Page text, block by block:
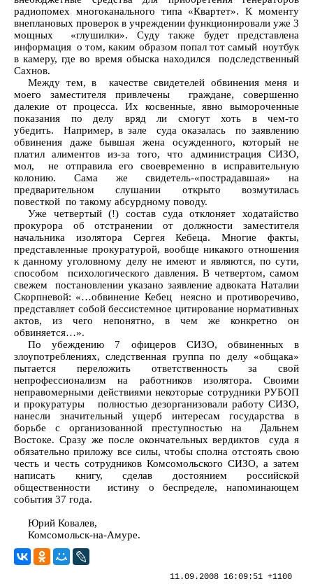
радиопомех многоканального типа «Квартет». К моменту
внеплановых проверок в учреждении функционировали уже 3
мощных «глушилки». Суду также будет представлена
информация о том, каким образом попал тот самый ноутбук
в камеру, где во время обыска находился подследственный
Сахнов.
Между тем, в качестве свидетелей обвинения меня и
моего заместителя привлечены граждане, совершенно
далекие от процесса. Их косвенные, явно вымороченные
показания по делу вряд ли смогут хоть в чем-то
убедить. Например, в зале суда оказалась по заявлению
обвинения даже бывшая жена осужденного, который не
платил алиментов из-за того, что администрация СИЗО,
мол, не отправила его своевременно в исправительную
колонию. Сама же свидетель-«пострадавшая» на
предварительном слушании открыто возмутилась
повесткой по такому абсурдному поводу.
Уже четвертый (!) состав суда отклоняет ходатайство
прокурора об отстранении от должности заместителя
начальника изолятора Сергея Кебеца. Многие факты,
представленные прокуратурой, вообще никакого отношения
к данному уголовному делу не имеют и являются, по сути,
способом психологического давления. В четвертом, самом
свежем постановлении указано заявление адвоката Наталии
Скорпневой: «…обвинение Кебец неясно и противоречиво,
представляет собой бессистемное цитирование нормативных
актов, из чего непонятно, в чем же конкретно он
обвиняется…».
По убеждению 7 офицеров СИЗО, обвиненных в
злоупотреблениях, следственная группа по делу «общака»
пытается переложить ответственность за свой
непрофессионализм на работников изолятора. Своими
неправомерными действиями некоторые сотрудники РУБОП
и прокуратуры полностью дезорганизовали работу СИЗО,
нанесли значительный ущерб интересам государства в
борьбе с организованной преступностью на Дальнем
Востоке. Сразу же после окончательных вердиктов суда я
обязательно приложу все силы, чтобы сполна отстоять свою
честь и честь сотрудников Комсомольского СИЗО, а затем
написать книгу, сделав достоянием российской
общественности истину о беспределе, напоминающем
события 37 года.
Юрий Ковалев,
Комсомольск-на-Амуре.
11.09.2008 16:09:51 +1100